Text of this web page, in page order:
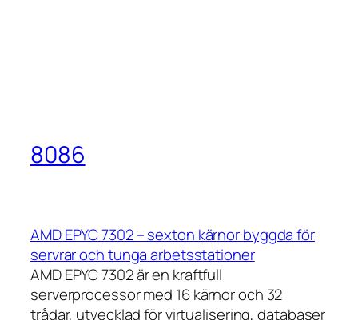
8086
AMD EPYC 7302 – sexton kärnor byggda för
servrar och tunga arbetsstationer
AMD EPYC 7302 är en kraftfull
serverprocessor med 16 kärnor och 32
trådar, utvecklad för virtualisering, databaser